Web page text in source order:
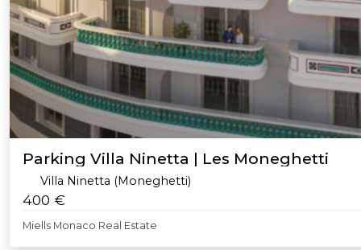
Parking Villa Ninetta | Les Moneghetti
Villa Ninetta (Moneghetti)
400 €
Miells Monaco Real Estate